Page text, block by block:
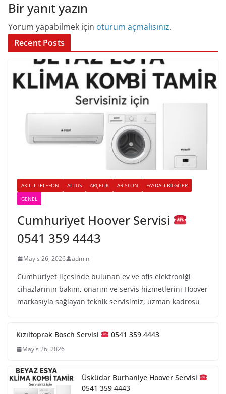
Bir yanıt yazın
Yorum yapabilmek için oturum açmalısınız.
Recent Posts
AKILLI TELEFON ALTUS ARÇELIK ARISTON
FAYDALI BILGILER
GENEL
Cumhuriyet Hoover Servisi
0541 359 4443
Mayıs 26, 2026 admin
Cumhuriyet ilçesinde bulunan ev ve ofis elektroniği
cihazlarının bakım, onarım ve servis hizmetlerini Hoover
markasıyla sağlayan teknik servisimiz, uzman kadrosu
Kızıltoprak Bosch Servisi 0541 359 4443
Mayıs 26, 2026
Üsküdar Burhaniye Hoover Servisi
0541 359 4443